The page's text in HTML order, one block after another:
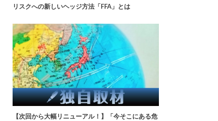
リスクへの新しいヘッジ方法「FFA」とは
【次回から大幅リニューアル！】「今そこにある危